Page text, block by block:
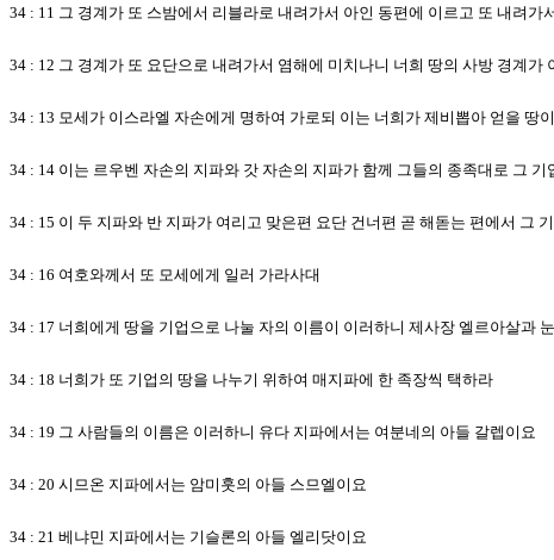
34 : 11 그 경계가 또 스밤에서 리블라로 내려가서 아인 동편에 이르고 또 내려가
34 : 12 그 경계가 또 요단으로 내려가서 염해에 미치나니 너희 땅의 사방 경계가
34 : 13 모세가 이스라엘 자손에게 명하여 가로되 이는 너희가 제비뽑아 얻을 땅
34 : 14 이는 르우벤 자손의 지파와 갓 자손의 지파가 함께 그들의 종족대로 그
34 : 15 이 두 지파와 반 지파가 여리고 맞은편 요단 건너편 곧 해돋는 편에서 그
34 : 16 여호와께서 또 모세에게 일러 가라사대
34 : 17 너희에게 땅을 기업으로 나눌 자의 이름이 이러하니 제사장 엘르아살과
34 : 18 너희가 또 기업의 땅을 나누기 위하여 매지파에 한 족장씩 택하라
34 : 19 그 사람들의 이름은 이러하니 유다 지파에서는 여분네의 아들 갈렙이요
34 : 20 시므온 지파에서는 암미훗의 아들 스므엘이요
34 : 21 베냐민 지파에서는 기슬론의 아들 엘리닷이요